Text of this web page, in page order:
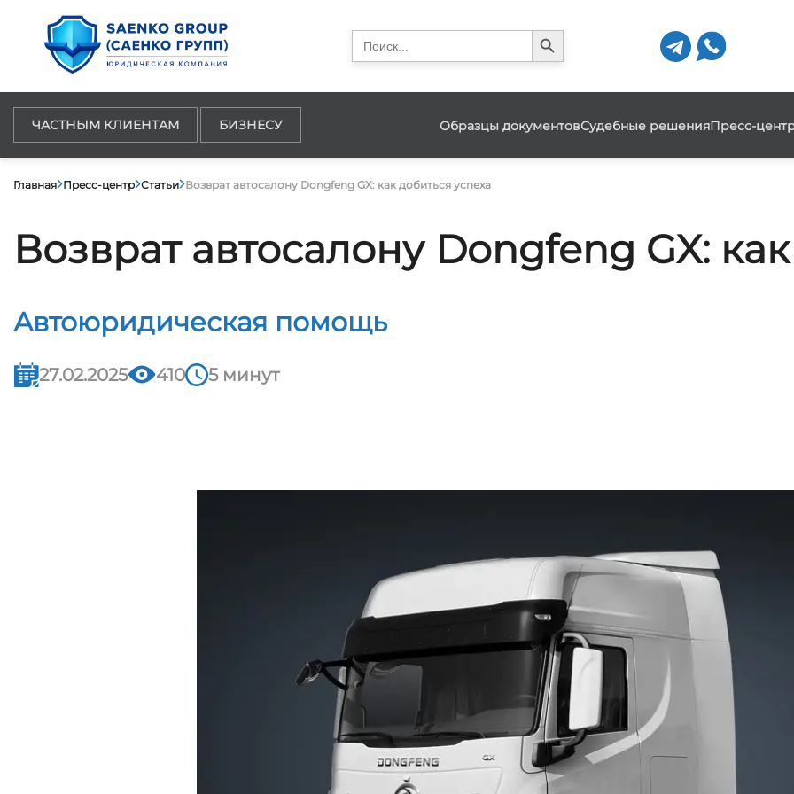
Search
for:
Search Button
ЧАСТНЫМ КЛИЕНТАМ БИЗНЕСУ Образцы документовСудебные решенияПресс-
Главная Пресс-центр Статьи Возврат автосалону Dongfeng GX: как добиться успеха
Возврат автосалону Dongfeng GX:
Автоюридическая помощь
27.02.2025 410 5 минут